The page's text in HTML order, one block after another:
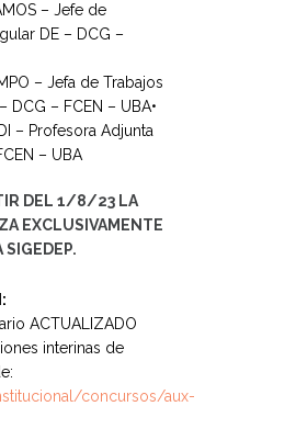
– Jefe de
DE – DCG –
– Jefa de Trabajos
DCG – FCEN – UBA•
– Profesora Adjunta
– UBA
DEL 1/8/23 LA
EXCLUSIVAMENTE
SIGEDEP.
ACTUALIZADO
interinas de
concursos/aux-